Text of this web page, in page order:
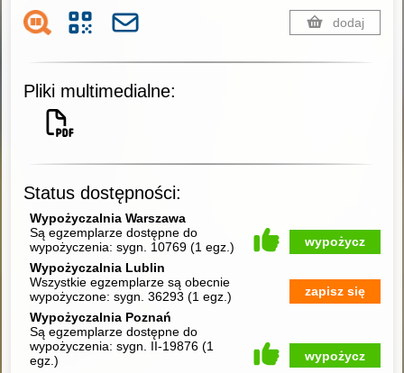
dodaj
Pliki multimedialne:
Status dostępności:
Wypożyczalnia Warszawa
Są egzemplarze dostępne do
wypożyczenia:sygn. 10769(1 egz.)
wypożycz
Wypożyczalnia Lublin
Wszystkie egzemplarze są obecnie
wypożyczone:sygn. 36293(1 egz.)
zapisz się
Wypożyczalnia Poznań
Są egzemplarze dostępne do
wypożyczenia:sygn. II-19876(1
egz.)
wypożycz